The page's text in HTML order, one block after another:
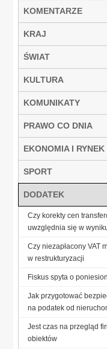
KOMENTARZE
KRAJ
ŚWIAT
KULTURA
KOMUNIKATY
PRAWO CO DNIA
EKONOMIA I RYNEK
SPORT
DODATEK
Czy korekty cen
uwzględnia się w
Czy niezapłacony VAT
w restrukturyzacji
Fiskus spyta o
Jak przygotować
na podatek od
Jest czas na przegląd
obiektów